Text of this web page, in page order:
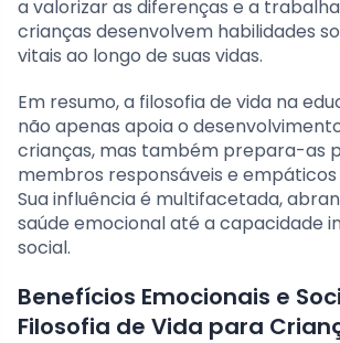
a valorizar as diferenças e a
crianças desenvolvem habilidades
vitais ao longo de suas vidas.
Em resumo, a filosofia de vida na
não apenas apoia o
crianças, mas também prepara-as
membros responsáveis e empáticos
Sua influência é multifacetada,
saúde emocional até a capacidade
social.
Benefícios Emocionais e
Filosofia de Vida para